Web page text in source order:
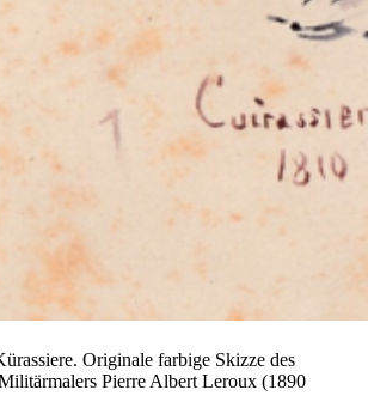
Originale farbige Skizze des
Pierre Albert Leroux (1890